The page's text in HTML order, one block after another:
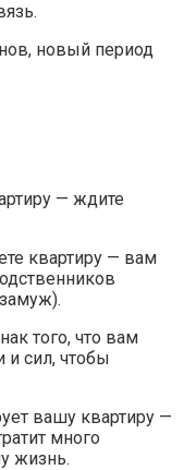
новый период
— ждите
квартиру — вам
того, что вам
и сил, чтобы
вашу квартиру —
много
жизнь.